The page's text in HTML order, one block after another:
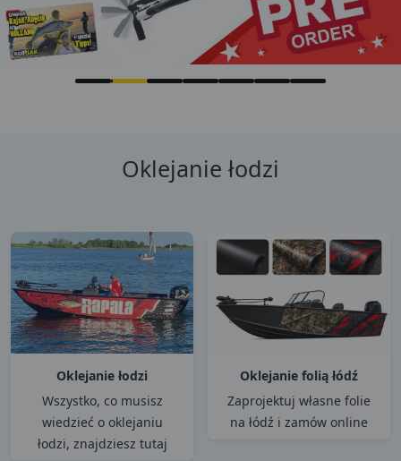
Oklejanie łodzi
Oklejanie łodzi
Wszystko, co musisz
wiedzieć o oklejaniu
łodzi, znajdziesz tutaj
Oklejanie folią łódź
Zaprojektuj własne folie
na łódź i zamów online